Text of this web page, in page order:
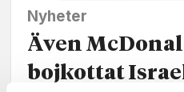
Nyheter
Även
bojkottat